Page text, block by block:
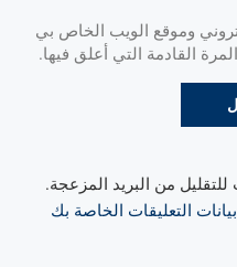
وموقع الويب الخاص بي
القادمة التي أعلق فيها.
من البريد المزعجة.
التعليقات الخاصة بك